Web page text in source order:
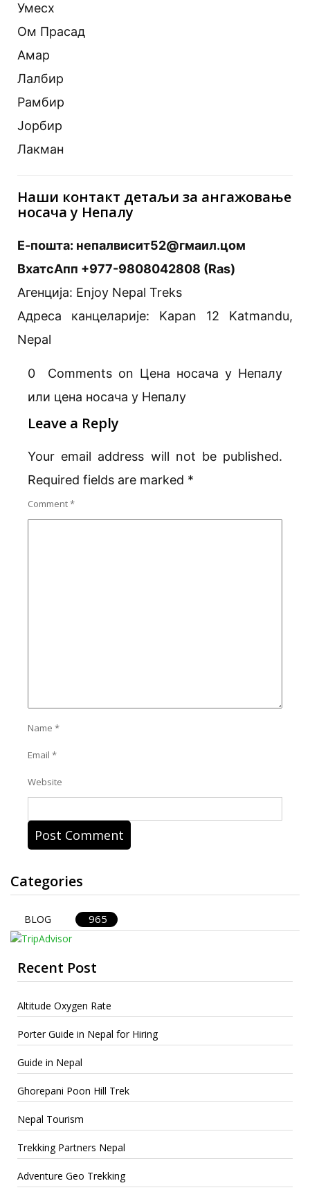
Умесх
Ом Прасад
Амар
Лалбир
Рамбир
Јорбир
Лакман
Наши контакт детаљи за ангажовање
носача у Непалу
Е-пошта: непалвисит52@гмаил.цом
ВхатсАпп +977-9808042808 (Ras)
Агенција: Enjoy Nepal Treks
Адреса канцеларије: Kapan 12 Katmandu,
Nepal
0 Comments on Цена носача у Непалу
или цена носача у Непалу
Leave a Reply
Your email address will not be published.
Required fields are marked *
Comment*
Name *
Email *
Website
Categories
BLOG 965
Recent Post
Altitude Oxygen Rate
Porter Guide in Nepal for Hiring
Guide in Nepal
Ghorepani Poon Hill Trek
Nepal Tourism
Trekking Partners Nepal
Adventure Geo Trekking